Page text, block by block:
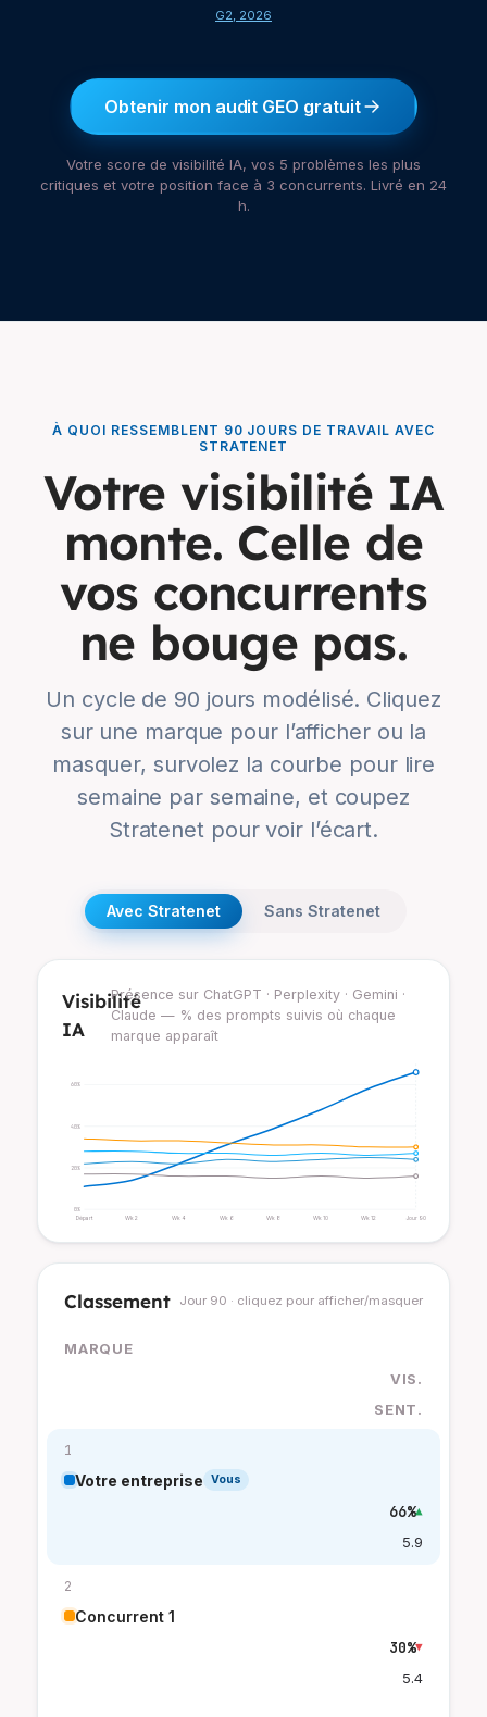
G2, 2026
Obtenir mon audit GEO gratuit
Votre score de visibilité IA, vos 5 problèmes les plus
critiques et votre position face à 3 concurrents. Livré en 24
h.
À QUOI RESSEMBLENT 90 JOURS DE TRAVAIL AVEC
STRATENET
Votre visibilité IA
monte. Celle de
vos concurrents
ne bouge pas.
Un cycle de 90 jours modélisé. Cliquez
sur une marque pour l’afficher ou la
masquer, survolez la courbe pour lire
semaine par semaine, et coupez
Stratenet pour voir l’écart.
Avec Stratenet Sans Stratenet
Visibilité
IA
Présence sur ChatGPT · Perplexity · Gemini ·
Claude — % des prompts suivis où chaque
marque apparaît
0%
20%
40%
60%
Départ Wk 2 Wk 4 Wk 6 Wk 8 Wk 10 Wk 12 Jour 90
Classement Jour 90 · cliquez pour afficher/masquer
MARQUE
VIS.
SENT.
1
Votre entreprise Vous
66%▲
5.9
2
Concurrent 1
30%▼
5.4